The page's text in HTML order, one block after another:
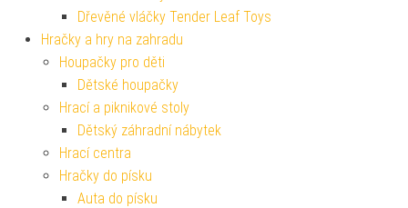
Dřevěné vláčky Tender Leaf Toys
Hračky a hry na zahradu
Houpačky pro děti
Dětské houpačky
Hrací a piknikové stoly
Dětský záhradní nábytek
Hrací centra
Hračky do písku
Auta do písku